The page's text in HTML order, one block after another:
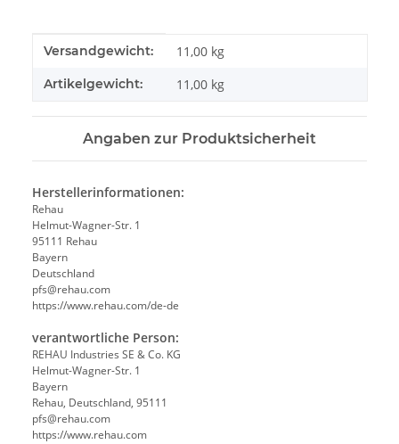
Produkteigenschaft
Wert
Versandgewicht: 11,00 kg
Artikelgewicht: 11,00 kg
Angaben zur Produktsicherheit
Herstellerinformationen:
Rehau
Helmut-Wagner-Str. 1
95111 Rehau
Bayern
Deutschland
pfs@rehau.com
https://www.rehau.com/de-de
verantwortliche Person:
REHAU Industries SE & Co. KG
Helmut-Wagner-Str. 1
Bayern
Rehau, Deutschland, 95111
pfs@rehau.com
https://www.rehau.com